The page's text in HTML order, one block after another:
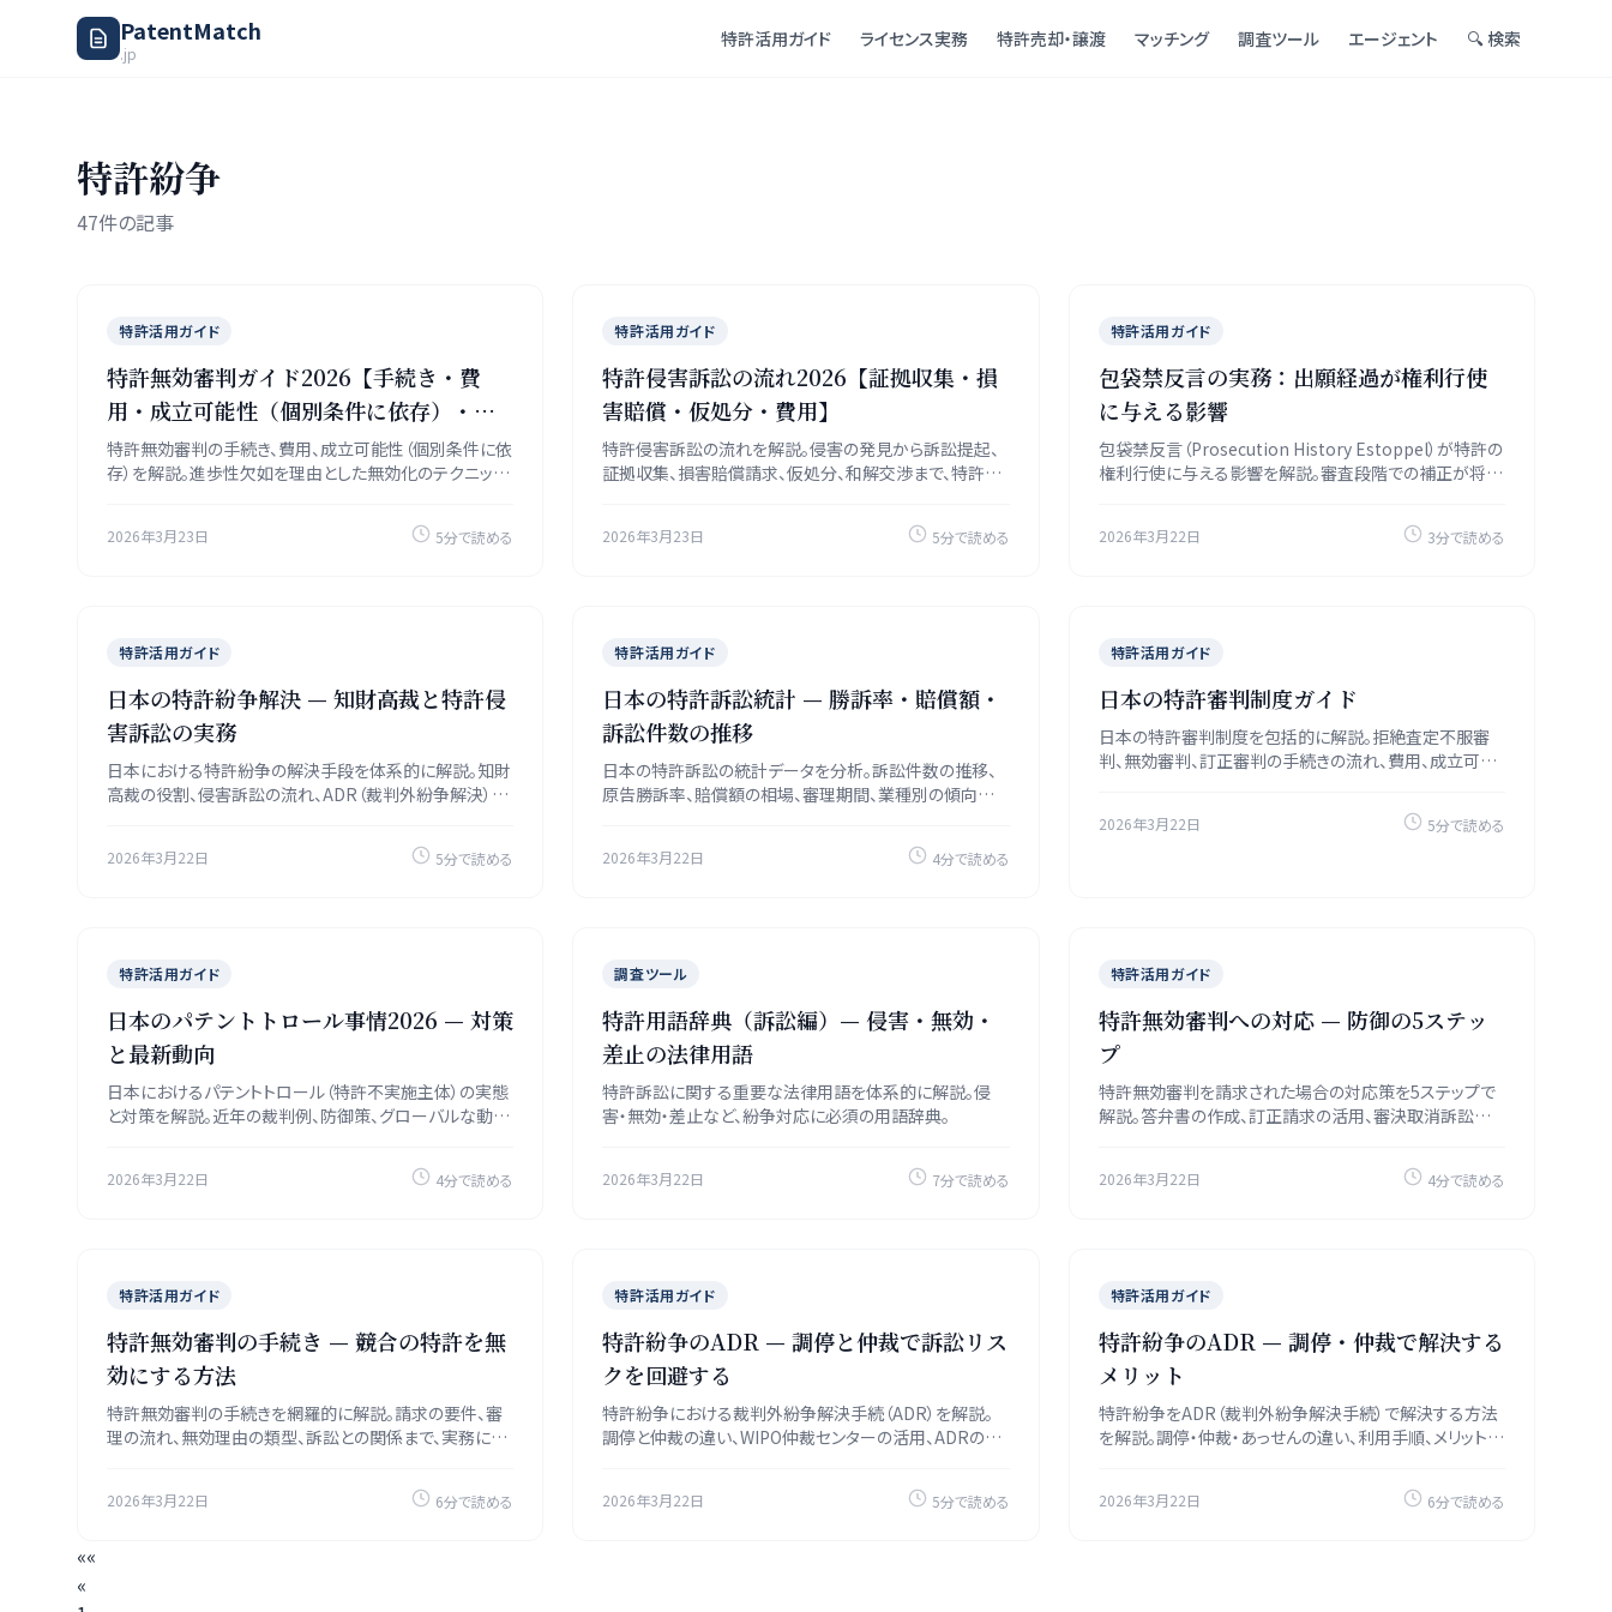
PatentMatch
.jp
特許活用ガイド ライセンス実務 特許売却・譲渡 マッチング 調査ツール エージェント 🔍 検索
特許紛争
47件の記事
特許活用ガイド
特許無効審判ガイド2026【手続き・費
用・成立可能性（個別条件に依存）・進
歩性の攻め方】
特許無効審判の手続き、費用、成立可能性（個別条件に依
存）を解説。進歩性欠如を理由とした無効化のテクニッ
2026年3月23日 5分で読める
特許活用ガイド
特許侵害訴訟の流れ2026【証拠収集・損
害賠償・仮処分・費用】
特許侵害訴訟の流れを解説。侵害の発見から訴訟提起、
証拠収集、損害賠償請求、仮処分、和解交渉まで、特許侵
2026年3月23日 5分で読める
特許活用ガイド
包袋禁反言の実務：出願経過が権利行使
に与える影響
包袋禁反言（Prosecution History Estoppel）が特許の
権利行使に与える影響を解説。審査段階での補正が将来
2026年3月22日 3分で読める
特許活用ガイド
日本の特許紛争解決 — 知財高裁と特許侵
害訴訟の実務
日本における特許紛争の解決手段を体系的に解説。知財
高裁の役割、侵害訴訟の流れ、ADR（裁判外紛争解決）、
2026年3月22日 5分で読める
特許活用ガイド
日本の特許訴訟統計 — 勝訴率・賠償額・
訴訟件数の推移
日本の特許訴訟の統計データを分析。訴訟件数の推移、
原告勝訴率、賠償額の相場、審理期間、業種別の傾向をデ
2026年3月22日 4分で読める
特許活用ガイド
日本の特許審判制度ガイド
日本の特許審判制度を包括的に解説。拒絶査定不服審
判、無効審判、訂正審判の手続きの流れ、費用、成立可能
2026年3月22日 5分で読める
特許活用ガイド
日本のパテントトロール事情2026 — 対策
と最新動向
日本におけるパテントトロール（特許不実施主体）の実態
と対策を解説。近年の裁判例、防御策、グローバルな動向
2026年3月22日 4分で読める
調査ツール
特許用語辞典（訴訟編）— 侵害・無効・
差止の法律用語
特許訴訟に関する重要な法律用語を体系的に解説。侵
害・無効・差止など、紛争対応に必須の用語辞典。
2026年3月22日 7分で読める
特許活用ガイド
特許無効審判への対応 — 防御の5ステッ
プ
特許無効審判を請求された場合の対応策を5ステップで
解説。答弁書の作成、訂正請求の活用、審決取消訴訟まで
2026年3月22日 4分で読める
特許活用ガイド
特許無効審判の手続き — 競合の特許を無
効にする方法
特許無効審判の手続きを網羅的に解説。請求の要件、審
理の流れ、無効理由の類型、訴訟との関係まで、実務に必
2026年3月22日 6分で読める
特許活用ガイド
特許紛争のADR — 調停と仲裁で訴訟リス
クを回避する
特許紛争における裁判外紛争解決手続（ADR）を解説。
調停と仲裁の違い、WIPO仲裁センターの活用、ADRのメ
2026年3月22日 5分で読める
特許活用ガイド
特許紛争のADR — 調停・仲裁で解決する
メリット
特許紛争をADR（裁判外紛争解決手続）で解決する方法
を解説。調停・仲裁・あっせんの違い、利用手順、メリット・
2026年3月22日 6分で読める
««
«